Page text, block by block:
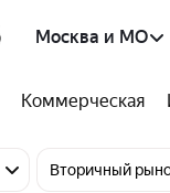
Москва и МО
Коммерческая
Вторичный